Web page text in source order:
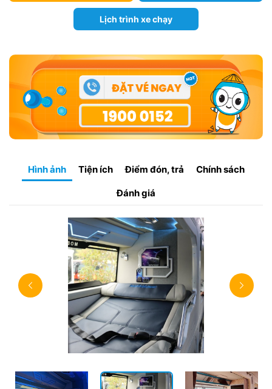
Lịch trình xe chạy
Hình ảnh Tiện ích Điểm đón, trả Chính sách
Đánh giá